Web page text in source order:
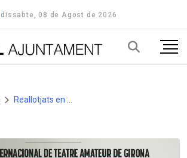
dissabte, 08 de Agost de 2026